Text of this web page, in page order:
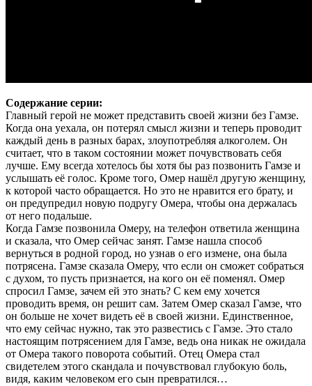
Содержание серии:
Главный герой не может представить своей жизни без Гамзе.
Когда она уехала, он потерял смысл жизни и теперь проводит
каждый день в разных барах, злоупотребляя алкоголем. Он
считает, что в таком состоянии может почувствовать себя
лучше. Ему всегда хотелось бы хотя бы раз позвонить Гамзе и
услышать её голос. Кроме того, Омер нашёл другую женщину,
к которой часто обращается. Но это не нравится его брату, и
он предупредил новую подругу Омера, чтобы она держалась
от него подальше.
Когда Гамзе позвонила Омеру, на телефон ответила женщина
и сказала, что Омер сейчас занят. Гамзе нашла способ
вернуться в родной город, но узнав о его измене, она была
потрясена. Гамзе сказала Омеру, что если он сможет собраться
с духом, то пусть признается, на кого он её поменял. Омер
спросил Гамзе, зачем ей это знать? С кем ему хочется
проводить время, он решит сам. Затем Омер сказал Гамзе, что
он больше не хочет видеть её в своей жизни. Единственное,
что ему сейчас нужно, так это развестись с Гамзе. Это стало
настоящим потрясением для Гамзе, ведь она никак не ожидала
от Омера такого поворота событий. Отец Омера стал
свидетелем этого скандала и почувствовал глубокую боль,
видя, каким человеком его сын превратился…